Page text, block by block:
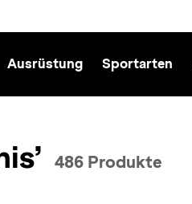
Ausrüstung Sportarten
486 Produkte